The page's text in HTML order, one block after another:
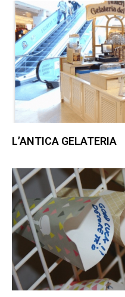
L’ANTICA GELATERIA